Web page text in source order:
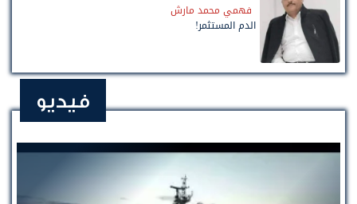
فهمي محمد مارش
الدم المستثمر!
فيديو